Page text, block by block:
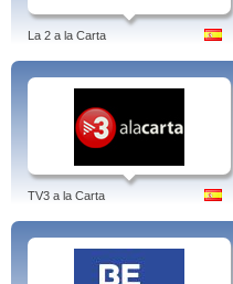
La 2 a la Carta
TV3 a la Carta